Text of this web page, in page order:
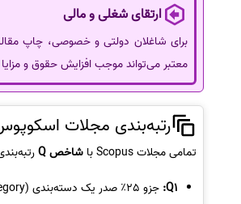
ارتقای شغلی و مالی
برای شاغلان دولتی و خصوصی، چاپ
معتبر می‌تواند موجب افزایش حقوق و
رتبه‌بندی مجلات
تمامی مجلات Scopus با شاخص Q
Q1: جزو 25٪ صدر یک دسته‌بندی (Category) قرار دارد.